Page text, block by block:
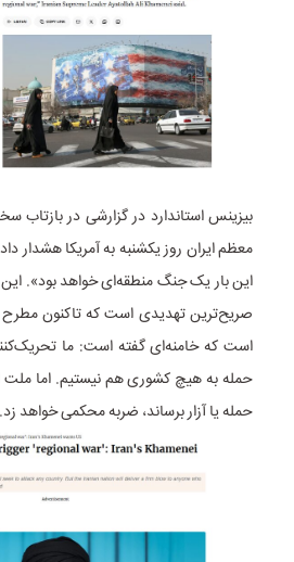
بیزینس استاندارد در گزارشی در بازتاب
معظم ایران روز یکشنبه به آمریکا هشدار
این بار یک جنگ منطقه‌ای خواهد بود». این
صریح‌ترین تهدیدی است که تاکنون مطرح
است که خامنه‌ای گفته است: ما
حمله به هیچ کشوری هم نیستیم. اما ملت
حمله یا آزار برساند، ضربه محکمی خواهد زد.